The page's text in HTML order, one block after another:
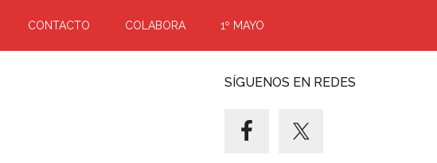
CONTACTO COLABORA 1º MAYO
SÍGUENOS EN REDES